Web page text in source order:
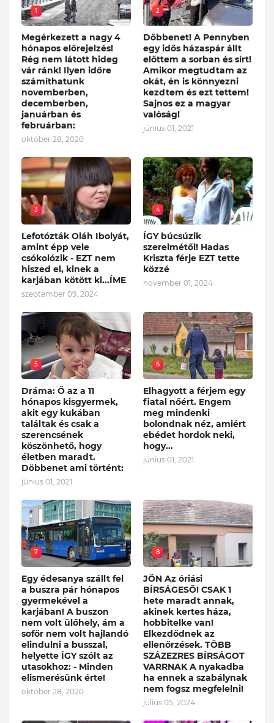
1
Megérkezett a nagy 4
hónapos előrejelzés!
Rég nem látott hideg
vár ránk! Ilyen időre
számíthatunk
novemberben,
decemberben,
januárban és
februárban:
október 28, 2020
2
Döbbenet! A Pennyben
egy idős házaspár állt
előttem a sorban és sírt!
Amikor megtudtam az
okát, én is könnyezni
kezdtem és ezt tettem!
Sajnos ez a magyar
valóság!
június 01, 2021
3
Lefotózták Oláh Ibolyát,
amint épp vele
csókolózik - EZT nem
hiszed el, kinek a
karjában kötött ki...ÍME
szeptember 09, 2024
4
ÍGY búcsúzik
szerelmétől! Hadas
Kriszta férje EZT tette
közzé
november 01, 2024
5
Dráma: Ő az a 11
hónapos kisgyermek,
akit egy kukában
találtak és csak a
szerencsének
köszönhető, hogy
életben maradt.
Döbbenet ami történt:
június 01, 2021
6
Elhagyott a férjem egy
fiatal nőért. Engem
meg mindenki
bolondnak néz, amiért
ebédet hordok neki,
hogy...
június 01, 2021
7
Egy édesanya szállt fel
a buszra pár hónapos
gyermekével a
karjában! A buszon
nem volt ülőhely, ám a
sofőr nem volt hajlandó
elindulni a busszal,
helyette ÍGY szólt az
utasokhoz: - Minden
elismerésünk érte!
október 28, 2020
8
JÖN Az óriási
BÍRSÁGESŐ! CSAK 1
hete maradt annak,
akinek kertes háza,
hobbitelke van!
Elkezdődnek az
ellenőrzések. TÖBB
SZÁZEZRES BÍRSÁGOT
VARRNAK A nyakadba
ha ennek a szabálynak
nem fogsz megfelelni!
július 05, 2024